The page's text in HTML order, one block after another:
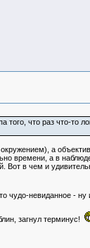
того, что раз что-то
а
времени, а в
Вот в чем и
чудо-невиданное -
загнул терминус!